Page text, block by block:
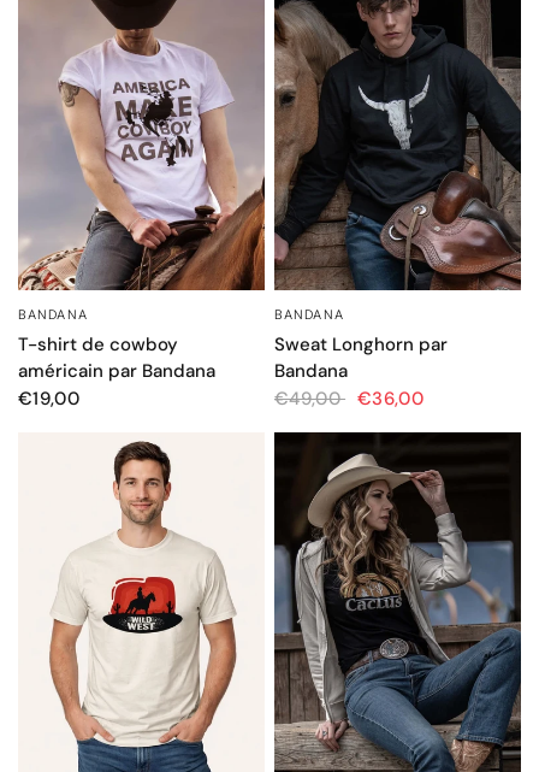
BANDANA
T-shirt de cowboy
américain par Bandana
€19,00
BANDANA
Sweat Longhorn par
Bandana
€49,00 €36,00